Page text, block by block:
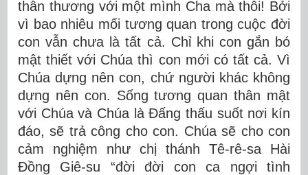
thân thương với một mình Cha mà thôi! Bởi
vì bao nhiêu mối tương quan trong cuộc đời
con vẫn chưa là tất cả. Chỉ khi con gắn bó
mật thiết với Chúa thì con mới có tất cả. Vì
Chúa dựng nên con, chứ người khác không
dựng nên con. Sống tương quan thân mật
với Chúa và Chúa là Đấng thấu suốt nơi kín
đáo, sẽ trả công cho con. Chúa sẽ cho con
cảm nghiệm như chị thánh Tê-rê-sa Hài
Đồng Giê-su “đời đời con ca ngợi tình